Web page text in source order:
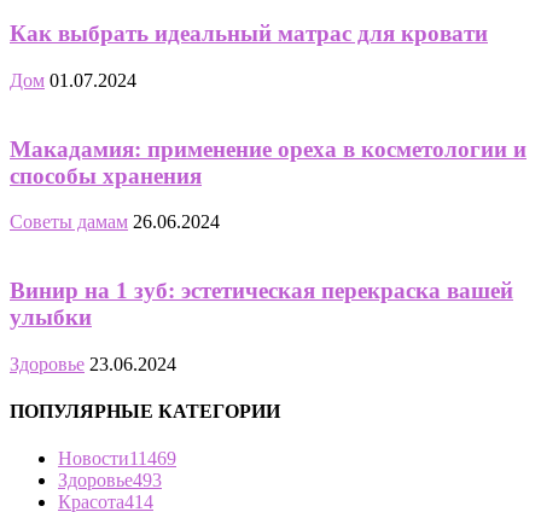
Как выбрать идеальный матрас для кровати
Дом 01.07.2024
Макадамия: применение ореха в косметологии и
способы хранения
Советы дамам 26.06.2024
Винир на 1 зуб: эстетическая перекраска вашей
улыбки
Здоровье 23.06.2024
ПОПУЛЯРНЫЕ КАТЕГОРИИ
Новости11469
Здоровье493
Красота414